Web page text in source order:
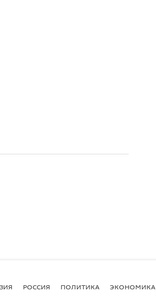
РОССИЯ ПОЛИТИКА ЭКОНОМИКА